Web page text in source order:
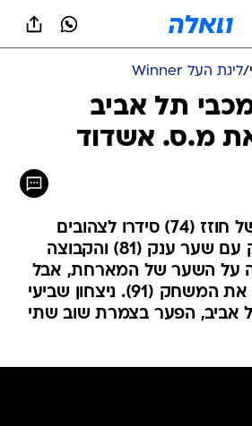
/ליגת העל Winner
תל אביב
גולסה (15) ופנדל של חוזז (74) סידרו לצהובים
יתרון, גורדנה צימק עם שער ענק (81) והקבוצה
על השער של המארחת, אבל
אז הגיע ריקן וגמר את המשחק (91). ניצחון שביעי
אביב, הפער בצמרת שוב שתי